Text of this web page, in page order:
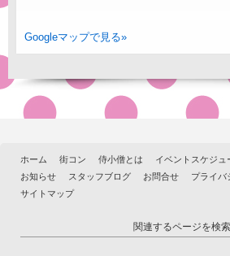
Googleマップで見る»
ホーム 街コン 侍小僧とは イベントスケジュ
お知らせ
スタッフブログ お問合せ
プライバ
サイトマップ
関連するページを検索